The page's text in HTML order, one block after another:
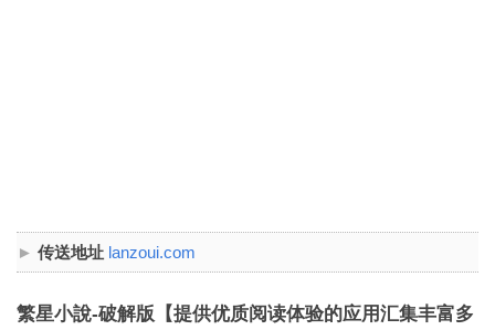
传送地址 lanzoui.com
繁星小說-破解版【提供优质阅读体验的应用汇集丰富多